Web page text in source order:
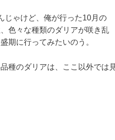
じゃけど、俺が行った10月の
色々な種類のダリアが咲き乱
期に行ってみたいのう。
種のダリアは、ここ以外では